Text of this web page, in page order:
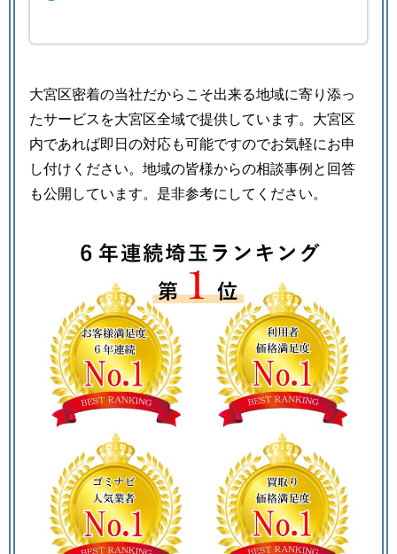
大宮区密着の当社だからこそ出来る地域に寄り添っ
たサービスを大宮区全域で提供しています。大宮区
内であれば即日の対応も可能ですのでお気軽にお申
し付けください。地域の皆様からの相談事例と回答
も公開しています。是非参考にしてください。